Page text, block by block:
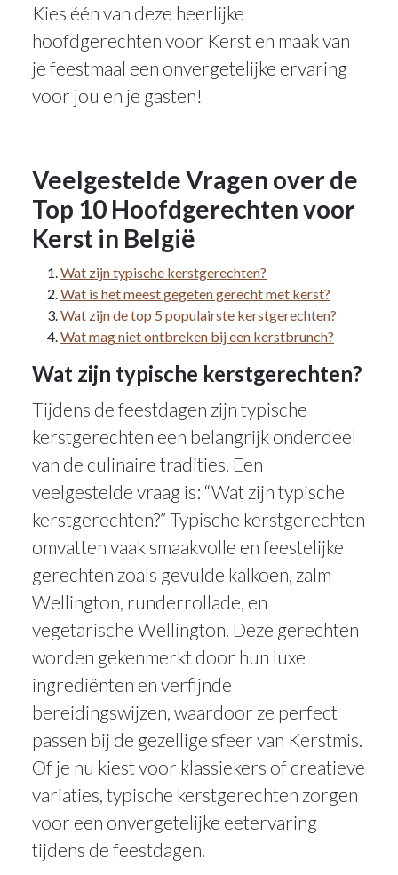
Kies één van deze heerlijke
hoofdgerechten voor Kerst en maak van
je feestmaal een onvergetelijke ervaring
voor jou en je gasten!
Veelgestelde Vragen over de
Top 10 Hoofdgerechten voor
Kerst in België
Wat zijn typische kerstgerechten?
Wat is het meest gegeten gerecht met kerst?
Wat zijn de top 5 populairste kerstgerechten?
Wat mag niet ontbreken bij een kerstbrunch?
Wat zijn typische kerstgerechten?
Tijdens de feestdagen zijn typische
kerstgerechten een belangrijk onderdeel
van de culinaire tradities. Een
veelgestelde vraag is: “Wat zijn typische
kerstgerechten?” Typische kerstgerechten
omvatten vaak smaakvolle en feestelijke
gerechten zoals gevulde kalkoen, zalm
Wellington, runderrollade, en
vegetarische Wellington. Deze gerechten
worden gekenmerkt door hun luxe
ingrediënten en verfijnde
bereidingswijzen, waardoor ze perfect
passen bij de gezellige sfeer van Kerstmis.
Of je nu kiest voor klassiekers of creatieve
variaties, typische kerstgerechten zorgen
voor een onvergetelijke eetervaring
tijdens de feestdagen.